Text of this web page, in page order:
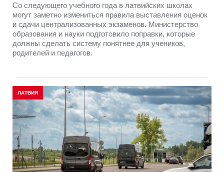
Со следующего учебного года в латвийских школах
могут заметно измениться правила выставления оценок
и сдачи централизованных экзаменов. Министерство
образования и науки подготовило поправки, которые
должны сделать систему понятнее для учеников,
родителей и педагогов.
ЛАТВИЯ